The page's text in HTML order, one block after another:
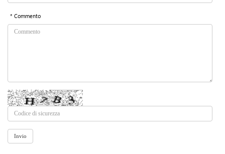
* Commento